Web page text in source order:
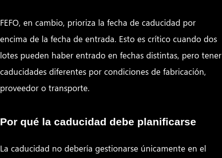
FEFO, en cambio, prioriza la fecha de caducidad por
encima de la fecha de entrada. Esto es crítico cuando dos
lotes pueden haber entrado en fechas distintas, pero tener
caducidades diferentes por condiciones de fabricación,
proveedor o transporte.
Por qué la caducidad debe planificarse
La caducidad no debería gestionarse únicamente en el